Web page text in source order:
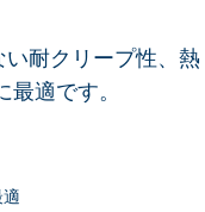
耐クリープ性、熱
適です。